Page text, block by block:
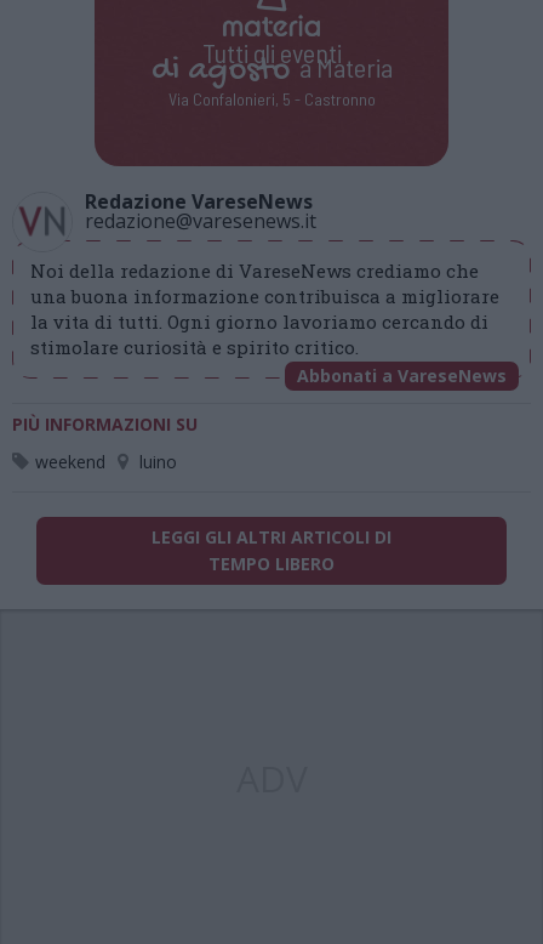
Tutti gli eventi
di agostoa Materia
Via Confalonieri, 5 - Castronno
Redazione VareseNews
redazione@varesenews.it
Noi della redazione di VareseNews crediamo che
una buona informazione contribuisca a migliorare
la vita di tutti. Ogni giorno lavoriamo cercando di
stimolare curiosità e spirito critico.
Abbonati a VareseNews
PIÙ INFORMAZIONI SU
weekend
luino
LEGGI GLI ALTRI ARTICOLI DI
TEMPO LIBERO